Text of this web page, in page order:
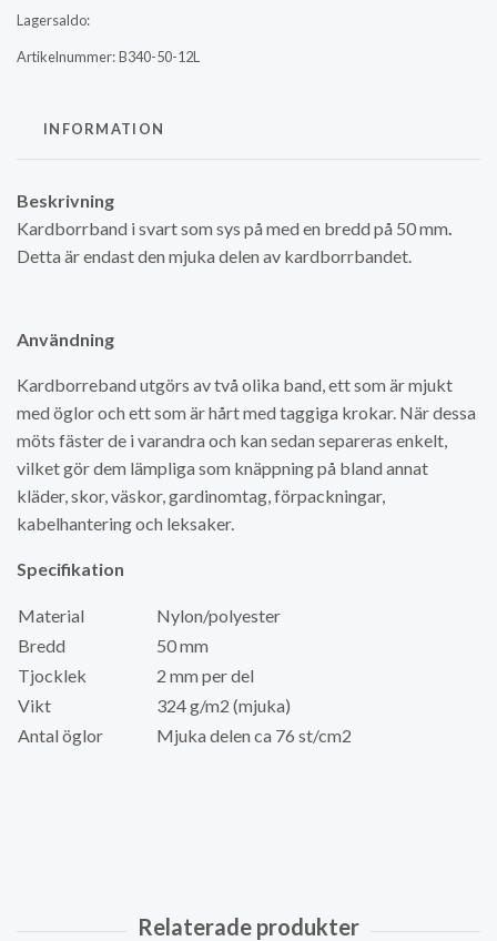
Lagersaldo:
Artikelnummer:B340-50-12L
INFORMATION
Beskrivning
Kardborrband i svart som sys på med en bredd på 50 mm.
Detta är endast den mjuka delen av kardborrbandet.
Användning
Kardborreband utgörs av två olika band, ett som är mjukt
med öglor och ett som är hårt med taggiga krokar. När dessa
möts fäster de i varandra och kan sedan separeras enkelt,
vilket gör dem lämpliga som knäppning på bland annat
kläder, skor, väskor, gardinomtag, förpackningar,
kabelhantering och leksaker.
Specifikation
Material
Nylon/polyester
Bredd
50 mm
Tjocklek
2 mm per del
Vikt
324 g/m2 (mjuka)
Antal öglor
Mjuka delen ca 76 st/cm2